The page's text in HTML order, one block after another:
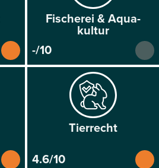
Fischerei & Aqua­
kultur
-/10
Tier­recht
4.6/10